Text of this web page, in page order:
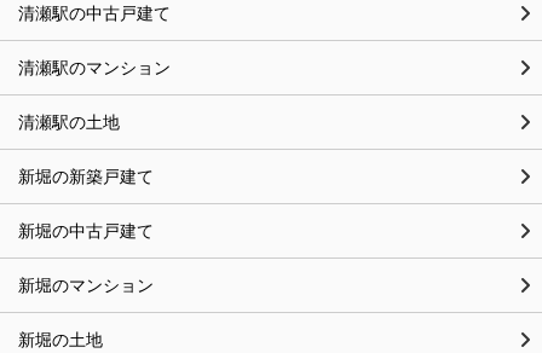
清瀬駅の中古戸建て
清瀬駅のマンション
清瀬駅の土地
新堀の新築戸建て
新堀の中古戸建て
新堀のマンション
新堀の土地